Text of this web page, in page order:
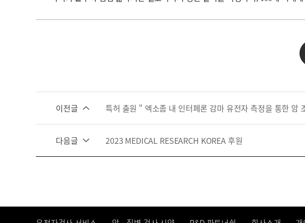
이전글 특허 출원 " 엑소좀 내 인터페론 감마 유전자 측정을 통한 암
다음글 2023 MEDICAL RESEARCH KOREA 후원